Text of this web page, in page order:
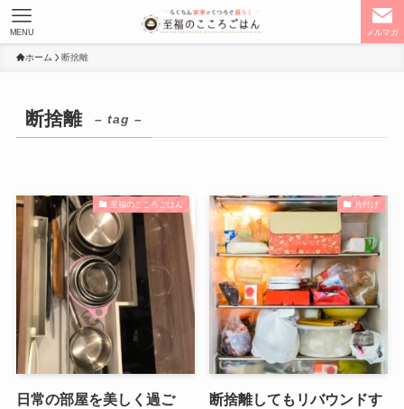
メルマガ
MENU
ホーム 断捨離
断捨離 – tag –
至福のこころごはん
日常の部屋を美しく過ご
片付け
断捨離してもリバウンドす